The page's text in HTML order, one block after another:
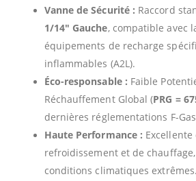
Vanne de Sécurité : Raccord
1/14″ Gauche, compatible avec
équipements de recharge
inflammables (A2L).
Éco-responsable : Faible
Réchauffement Global (PRG =
dernières réglementations F-
Haute Performance :
refroidissement et de
conditions climatiques extrêmes.